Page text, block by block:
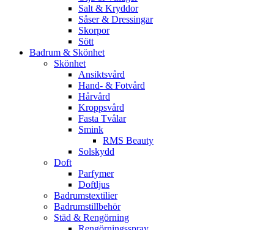
Salt & Kryddor
Såser & Dressingar
Skorpor
Sött
Badrum & Skönhet
Skönhet
Ansiktsvård
Hand- & Fotvård
Hårvård
Kroppsvård
Fasta Tvålar
Smink
RMS Beauty
Solskydd
Doft
Parfymer
Doftljus
Badrumstextilier
Badrumstillbehör
Städ & Rengörning